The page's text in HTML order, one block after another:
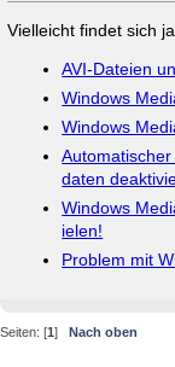
Vielleicht findet sich
AVI-Dateien
Windows
Windows
daten
Windows
ielen!
Problem mit
Seiten: [1] Nach oben